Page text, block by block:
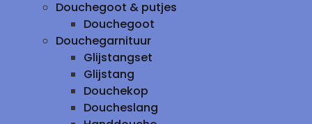
Douchegoot & putjes
Douchegoot
Douchegarnituur
Glijstangset
Glijstang
Douchekop
Doucheslang